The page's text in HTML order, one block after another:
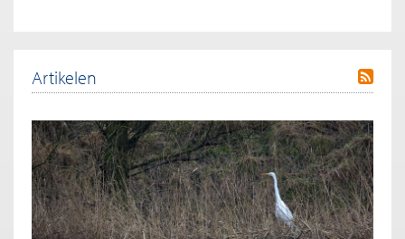
Artikelen